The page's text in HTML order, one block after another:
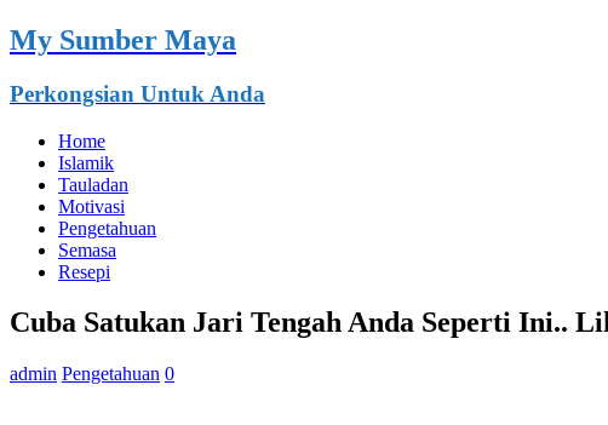
My Sumber Maya
Perkongsian Untuk Anda
Home
Islamik
Tauladan
Motivasi
Pengetahuan
Semasa
Resepi
Cuba Satukan Jari Tengah Anda Seperti Ini..
admin Pengetahuan 0